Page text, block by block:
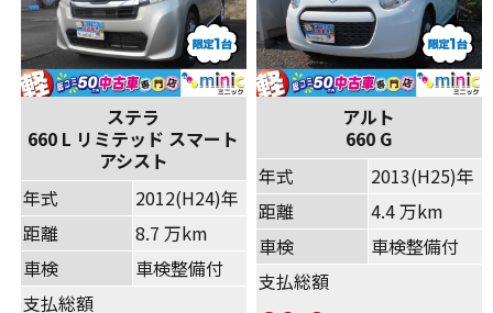
ステラ
660 L リミテッド スマート
アシスト
年式
2012(H24)年
距離
8.7 万km
車検
車検整備付
支払総額
アルト
660 G
年式
2013(H25)年
距離
4.4 万km
車検
車検整備付
支払総額